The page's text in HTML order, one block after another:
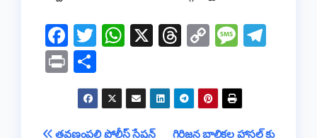
F
a
c
e
b
T
er
W
s
A
X
T
a
d
C
y
Li
M
a
g
a
Pr
in h
ar
e
గిరిజన బాలికల హాస్టల్ కు
తవణంపల్లి పోలీస్ స్టేషన్